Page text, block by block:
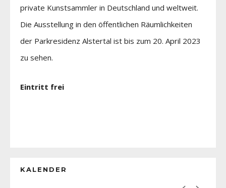
private Kunstsammler in Deutschland und weltweit.
Die Ausstellung in den öffentlichen Räumlichkeiten
der Parkresidenz Alstertal ist bis zum 20. April 2023
zu sehen.
Eintritt frei
KALENDER